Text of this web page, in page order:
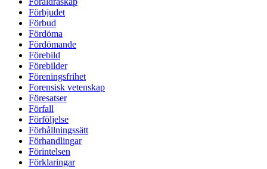
Förbjudet
Förbud
Fördöma
Fördömande
Förebild
Förebilder
Föreningsfrihet
Forensisk vetenskap
Föresatser
Förfall
Förföljelse
Förhållningssätt
Förhandlingar
Förintelsen
Förklaringar